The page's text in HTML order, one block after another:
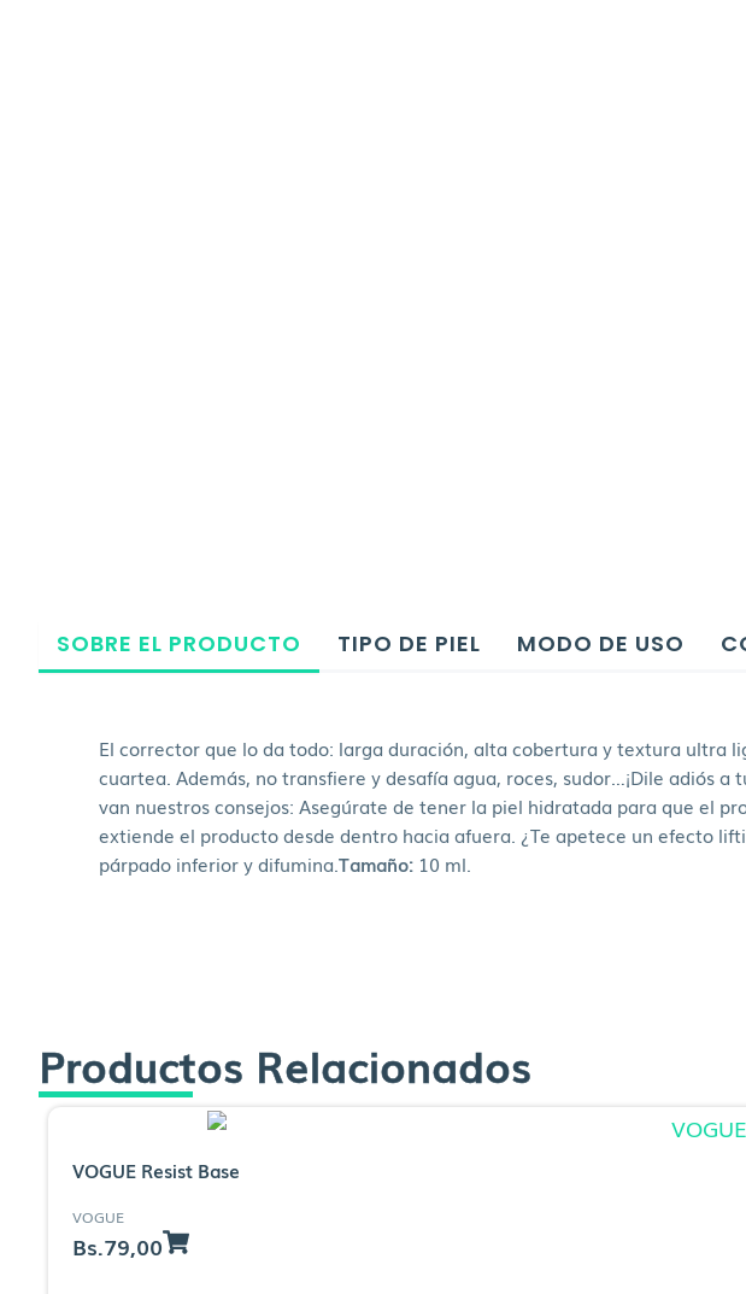
SOBRE EL PRODUCTO TIPO DE PIEL MODO DE USO
El corrector que lo da todo: larga duración, alta cobertura y textura ultra
cuartea. Además, no transfiere y desafía agua, roces, sudor…¡Dile adiós
van nuestros consejos: Asegúrate de tener la piel hidratada para que el
extiende el producto desde dentro hacia afuera. ¿Te apetece un efecto
párpado inferior y difumina. Tamaño: 10 ml.
Productos Relacionados
VOGUE Resist Base
VOGUE
Bs.79,00